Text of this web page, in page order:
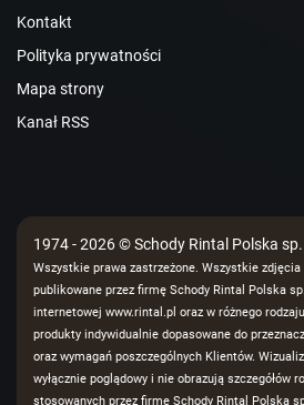
Kontakt
Polityka prywatności
Mapa strony
Kanał RSS
1974 - 2026 © Schody Rintal Polska
Wszystkie prawa zastrzeżone. Wszystkie
publikowane przez firmę Schody Rintal Polska
internetowej www.rintal.pl oraz w różnego
produkty indywidualnie dopasowane do
oraz wymagań poszczególnych Klientów.
wyłącznie poglądowy i nie obrazują szczegółów
stosowanych przez firmę Schody Rintal Polska